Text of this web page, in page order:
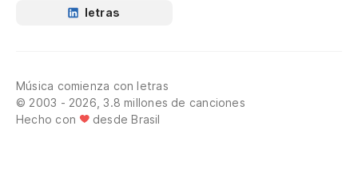
letras
Música comienza con letras
© 2003 - 2026, 3.8 millones de canciones
Hecho con
desde Brasil